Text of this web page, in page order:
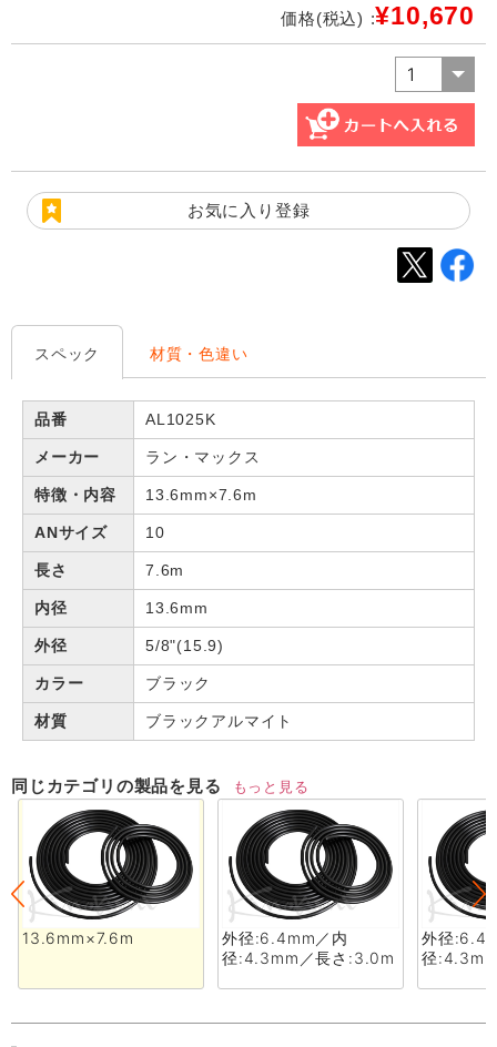
価格(税込) :¥10,670
お気に入り登録
スペック 材質・色違い
品番 AL1025K
メーカー ラン・マックス
特徴・内容 13.6mm×7.6m
ANサイズ 10
長さ 7.6m
内径 13.6mm
外径 5/8"(15.9)
カラー ブラック
材質 ブラックアルマイト
同じカテゴリの製品を見る もっと見る
13.6mm×7.6m
外径:6.4mm／内
径:4.3mm／長さ:3.0m
外径
径